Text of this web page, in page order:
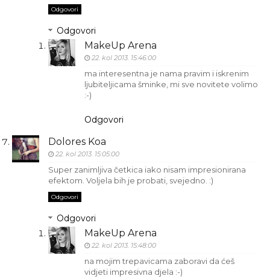
Odgovori
Odgovori
MakeUp Arena
22. kol 2013. 15:46:00
ma interesentna je nama pravim i iskrenim
ljubiteljicama šminke, mi sve novitete volimo
:-)
Odgovori
Dolores Koa
22. kol 2013. 15:05:00
Super zanimljiva četkica iako nisam impresionirana
efektom. Voljela bih je probati, svejedno. :)
Odgovori
Odgovori
MakeUp Arena
22. kol 2013. 15:48:00
na mojim trepavicama zaboravi da ćeš
vidjeti impresivna djela :-)